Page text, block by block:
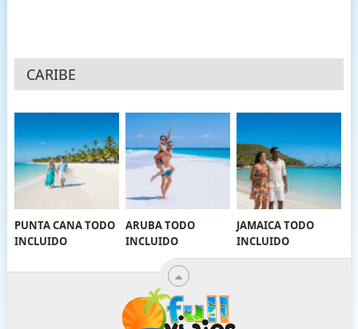
CARIBE
PUNTA CANA TODO
INCLUIDO
ARUBA TODO
INCLUIDO
JAMAICA TODO
INCLUIDO